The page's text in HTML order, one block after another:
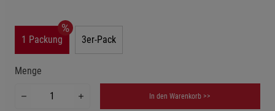
1 Packung 3er-Pack
Menge
In den Warenkorb >>